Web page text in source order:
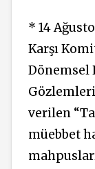
* 14
Karşı
Dönemsel
verilen
müebbet